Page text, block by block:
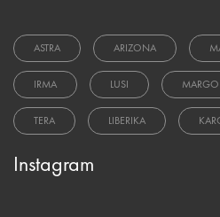
ASTRA ARIZONA
IRMA LUSI MARGO
TERA LIBERIKA
Instagram